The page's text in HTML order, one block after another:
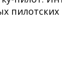
пилотских